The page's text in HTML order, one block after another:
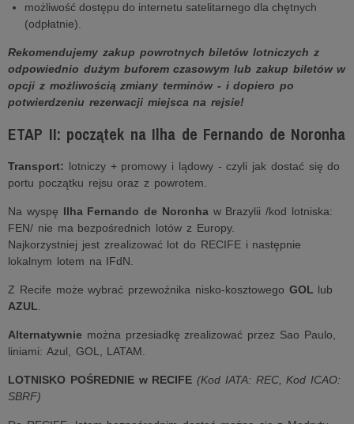
możliwość dostępu do internetu satelitarnego dla chętnych
(odpłatnie).
Rekomendujemy zakup powrotnych biletów lotniczych z
odpowiednio dużym buforem czasowym lub zakup biletów w
opcji z możliwością zmiany terminów - i dopiero po
potwierdzeniu rezerwacji miejsca na rejsie!
ETAP II: początek na Ilha de Fernando de Noronha
Transport: lotniczy + promowy i lądowy - czyli jak dostać się do
portu początku rejsu oraz z powrotem.
Na wyspę Ilha Fernando de Noronha w Brazylii /kod lotniska:
FEN/ nie ma bezpośrednich lotów z Europy.
Najkorzystniej jest zrealizować lot do RECIFE i następnie
lokalnym lotem na IFdN.
Z Recife może wybrać przewoźnika nisko-kosztowego GOL lub
AZUL
Alternatywnie można przesiadkę zrealizować przez Sao Paulo,
liniami: Azul, GOL, LATAM.
LOTNISKO POŚREDNIE w RECIFE (Kod IATA: REC, Kod ICAO:
SBRF)